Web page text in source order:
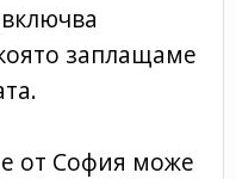
заплащаме
е от София може